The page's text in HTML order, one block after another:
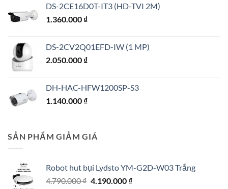
DS-2CE16D0T-IT3 (HD-TVI 2M)
1.360.000 ₫
DS-2CV2Q01EFD-IW (1 MP)
2.050.000 ₫
DH-HAC-HFW1200SP-S3
1.140.000 ₫
SẢN PHẨM GIẢM GIÁ
Robot hut bụi Lydsto YM-G2D-W03 Trắng
4.790.000₫ Giá
4.190.000 ₫Giá